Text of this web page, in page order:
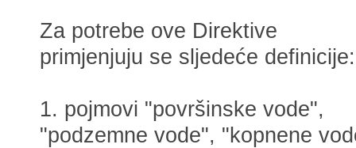
Za potrebe ove Direktive
primjenjuju se sljedeće definicije:
1. pojmovi "površinske vode",
"podzemne vode", "kopnene